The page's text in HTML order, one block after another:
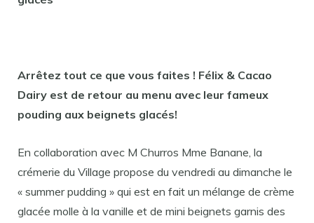
Arrêtez tout ce que vous faites ! Félix & Cacao
Dairy est de retour au menu avec leur fameux
pouding aux beignets glacés!
En collaboration avec M Churros Mme Banane, la
crémerie du Village propose du vendredi au dimanche le
« summer pudding » qui est en fait un mélange de crème
glacée molle à la vanille et de mini beignets garnis des